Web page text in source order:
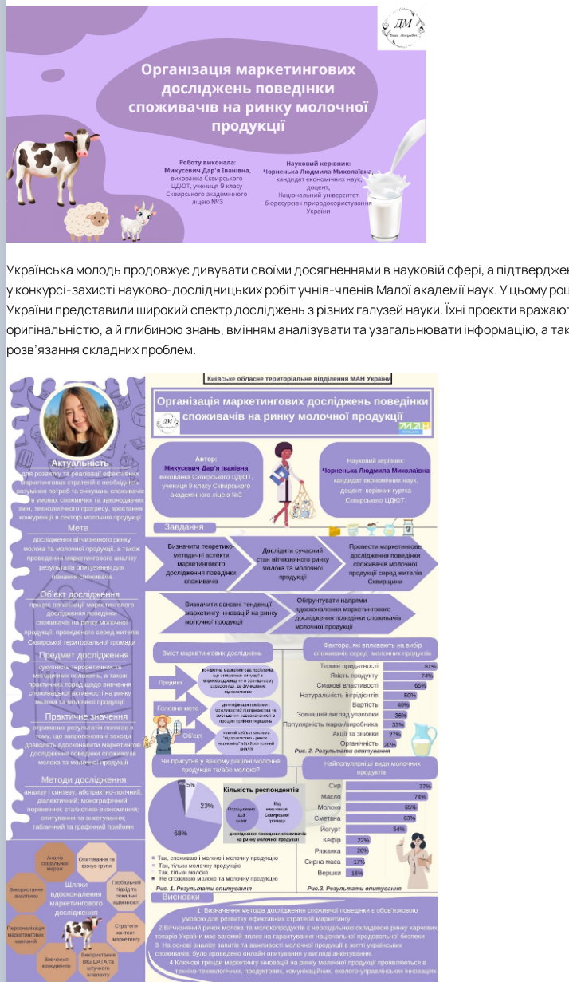
Українська молодь продовжує дивувати своїми досягненнями в науковій сфері, а
у конкурсі-захисті науково-дослідницьких робіт учнів-членів Малої академії наук. У цьому
України представили широкий спектр досліджень з різних галузей науки. Їхні проєкти
оригінальністю, а й глибиною знань, вмінням аналізувати та узагальнювати інформацію, а
розв’язання складних проблем.